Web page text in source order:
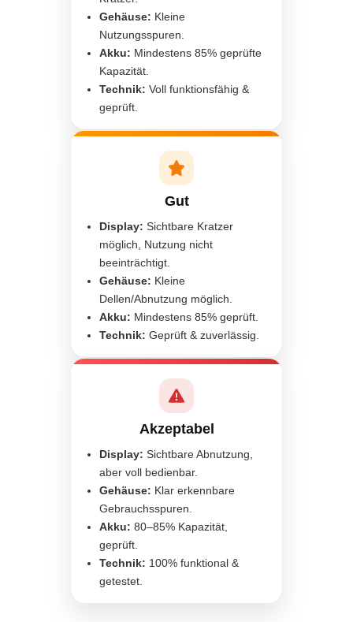
Gehäuse: Kleine
Nutzungsspuren.
Akku: Mindestens 85% geprüfte
Kapazität.
Technik: Voll funktionsfähig &
geprüft.
Gut
Display: Sichtbare Kratzer
möglich, Nutzung nicht
beeinträchtigt.
Gehäuse: Kleine
Dellen/Abnutzung möglich.
Akku: Mindestens 85% geprüft.
Technik: Geprüft & zuverlässig.
Akzeptabel
Display: Sichtbare Abnutzung,
aber voll bedienbar.
Gehäuse: Klar erkennbare
Gebrauchsspuren.
Akku: 80–85% Kapazität,
geprüft.
Technik: 100% funktional &
getestet.